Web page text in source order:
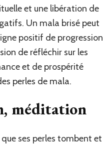
et une libération de
Un mala brisé peut
positif de progression
de réfléchir sur les
et de prospérité
perles de mala.
méditation
ses perles tombent et